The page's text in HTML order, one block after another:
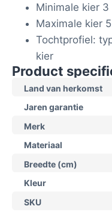
Minimale kier 3
Maximale kier
Tochtprofiel:
kier
Product
Land van herkomst
Jaren garantie
Merk
Materiaal
Breedte (cm)
Kleur
SKU